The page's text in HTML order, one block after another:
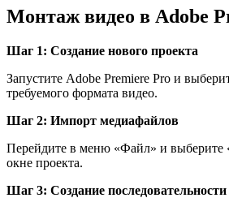
Монтаж видео в Adobe
Шаг 1: Создание нового проекта
Запустите Adobe Premiere Pro и
требуемого формата видео.
Шаг 2: Импорт медиафайлов
Перейдите в меню «Файл» и выберите
окне проекта.
Шаг 3: Создание последовательности